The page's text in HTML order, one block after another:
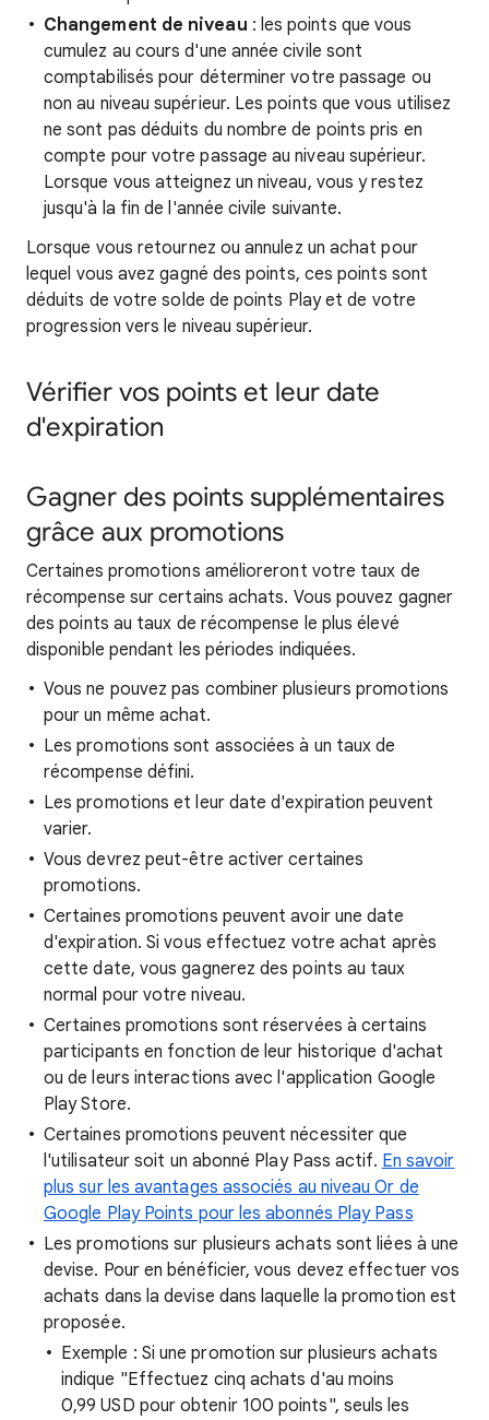
Changement de niveau : les points que vous
cumulez au cours d'une année civile sont
comptabilisés pour déterminer votre passage ou
non au niveau supérieur. Les points que vous utilisez
ne sont pas déduits du nombre de points pris en
compte pour votre passage au niveau supérieur.
Lorsque vous atteignez un niveau, vous y restez
jusqu'à la fin de l'année civile suivante.
Lorsque vous retournez ou annulez un achat pour
lequel vous avez gagné des points, ces points sont
déduits de votre solde de points Play et de votre
progression vers le niveau supérieur.
Vérifier vos points et leur date
d'expiration
Gagner des points supplémentaires
grâce aux promotions
Certaines promotions amélioreront votre taux de
récompense sur certains achats. Vous pouvez gagner
des points au taux de récompense le plus élevé
disponible pendant les périodes indiquées.
Vous ne pouvez pas combiner plusieurs promotions
pour un même achat.
Les promotions sont associées à un taux de
récompense défini.
Les promotions et leur date d'expiration peuvent
varier.
Vous devrez peut-être activer certaines
promotions.
Certaines promotions peuvent avoir une date
d'expiration. Si vous effectuez votre achat après
cette date, vous gagnerez des points au taux
normal pour votre niveau.
Certaines promotions sont réservées à certains
participants en fonction de leur historique d'achat
ou de leurs interactions avec l'application Google
Play Store.
Certaines promotions peuvent nécessiter que
l'utilisateur soit un abonné Play Pass actif. En savoir
plus sur les avantages associés au niveau Or de
Google Play Points pour les abonnés Play Pass
Les promotions sur plusieurs achats sont liées à une
devise. Pour en bénéficier, vous devez effectuer vos
achats dans la devise dans laquelle la promotion est
proposée.
Exemple : Si une promotion sur plusieurs achats
indique "Effectuez cinq achats d'au moins
0,99 USD pour obtenir 100 points", seuls les